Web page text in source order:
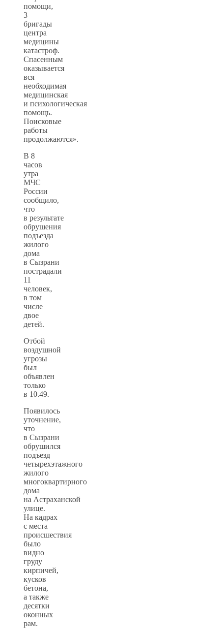
помощи,
3
бригады
центра
медицины
катастроф.
Спасенным
оказывается
вся
необходимая
медицинская
и психологическая
помощь.
Поисковые
работы
продолжаются».
В 8
часов
утра
МЧС
России
сообщило,
что
в результате
обрушения
подъезда
жилого
дома
в Сызрани
пострадали
11
человек,
в том
числе
двое
детей.
Отбой
воздушной
угрозы
был
объявлен
только
в 10.49.
Появилось
уточнение,
что
в Сызрани
обрушился
подъезд
четырехэтажного
жилого
многоквартирного
дома
на Астраханской
улице.
На кадрах
с места
происшествия
было
видно
груду
кирпичей,
кусков
бетона,
а также
десятки
оконных
рам.